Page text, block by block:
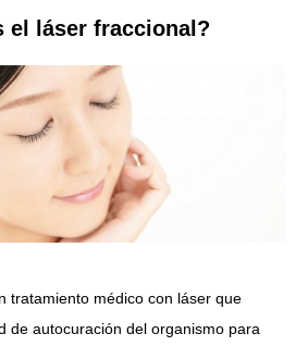
el láser fraccional?
tratamiento médico con láser que
de autocuración del organismo para